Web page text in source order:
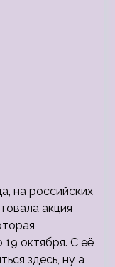
на российских
акция
октября. С её
здесь, ну а